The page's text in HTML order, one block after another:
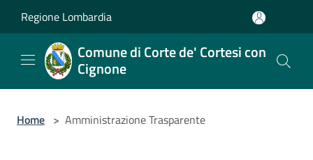
Regione Lombardia
Comune di Corte de' Cortesi con
Cignone
Home > Amministrazione Trasparente